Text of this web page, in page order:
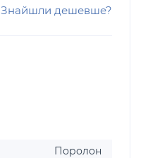
Знайшли дешевше?
Поролон